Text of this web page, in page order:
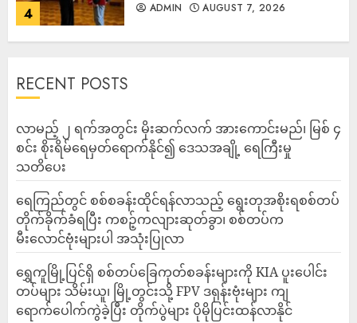
4 ADMIN AUGUST 7, 2026
RECENT POSTS
လာမည့် ၂ ရက်အတွင်း မိုးဆက်လက် အားကောင်းမည်၊ မြစ် ၄
စင်း စိုးရိမ်ရေမှတ်ရောက်နိုင်၍ ဒေသအချို့ ရေကြီးမှု
သတိပေး
ရေကြည်တွင် စစ်စခန်းထိုင်ရန်လာသည့် ရွေးတုအစိုးရစစ်တပ်
တိုက်ခိုက်ခံရပြီး ကစဉ့်ကလျားဆုတ်ခွာ၊ စစ်တပ်က
မီးလောင်ဗုံးများပါ အသုံးပြုလာ
‎ရွှေကူမြို့ပြင်ရှိ စစ်တပ်ခြေကုတ်စခန်းများကို KIA ပူးပေါင်း
တပ်များ သိမ်းယူ၊ မြို့တွင်းသို့ FPV ဒရုန်းဗုံးများ ကျ
ရောက်ပေါက်ကွဲခဲ့ပြီး တိုက်ပွဲများ ပိုမိုပြင်းထန်လာနိုင်